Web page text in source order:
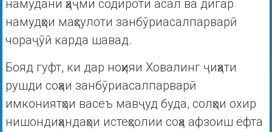
намудани ҳаҷми содироти асал ва дигар
намудҳои маҳсулоти занбӯриасалпарварӣ
чораҷӯӣ карда шавад.
Бояд гуфт, ки дар ноҳияи Ховалинг ҷиҳати
рушди соҳаи занбӯриасалпарварӣ
имкониятҳои васеъ мавҷуд буда, солҳои охир
нишондиҳандаҳои истеҳсолии соҳа афзоиш ёфта